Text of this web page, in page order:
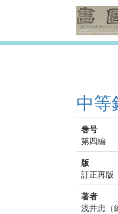
中等
巻号
第四編
版
訂正再版
著者
浅井忠（